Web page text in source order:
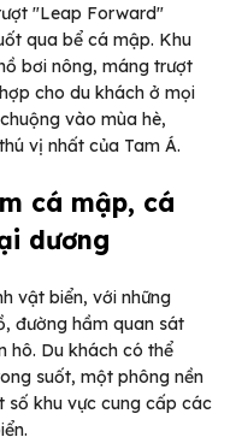
"Leap Forward"
qua bể cá mập. Khu
bơi nông, máng trượt
cho du khách ở mọi
vào mùa hè,
vị nhất của Tam Á.
cá mập, cá
dương
vật biển, với những
đường hầm quan sát
hô. Du khách có thể
suốt, một phông nền
số khu vực cung cấp các